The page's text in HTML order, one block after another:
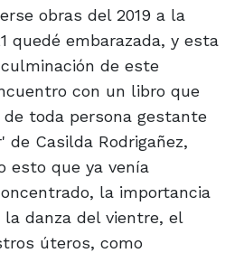
obras del 2019 a la
quedé embarazada, y esta
de este
con un libro que
toda persona gestante
de Casilda Rodrigañez,
esto que ya venía
la importancia
danza del vientre, el
úteros, como